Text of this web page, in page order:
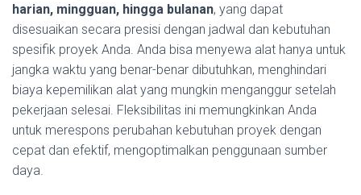
harian, mingguan, hingga bulanan, yang dapat
disesuaikan secara presisi dengan jadwal dan kebutuhan
spesifik proyek Anda. Anda bisa menyewa alat hanya untuk
jangka waktu yang benar-benar dibutuhkan, menghindari
biaya kepemilikan alat yang mungkin menganggur setelah
pekerjaan selesai. Fleksibilitas ini memungkinkan Anda
untuk merespons perubahan kebutuhan proyek dengan
cepat dan efektif, mengoptimalkan penggunaan sumber
daya.